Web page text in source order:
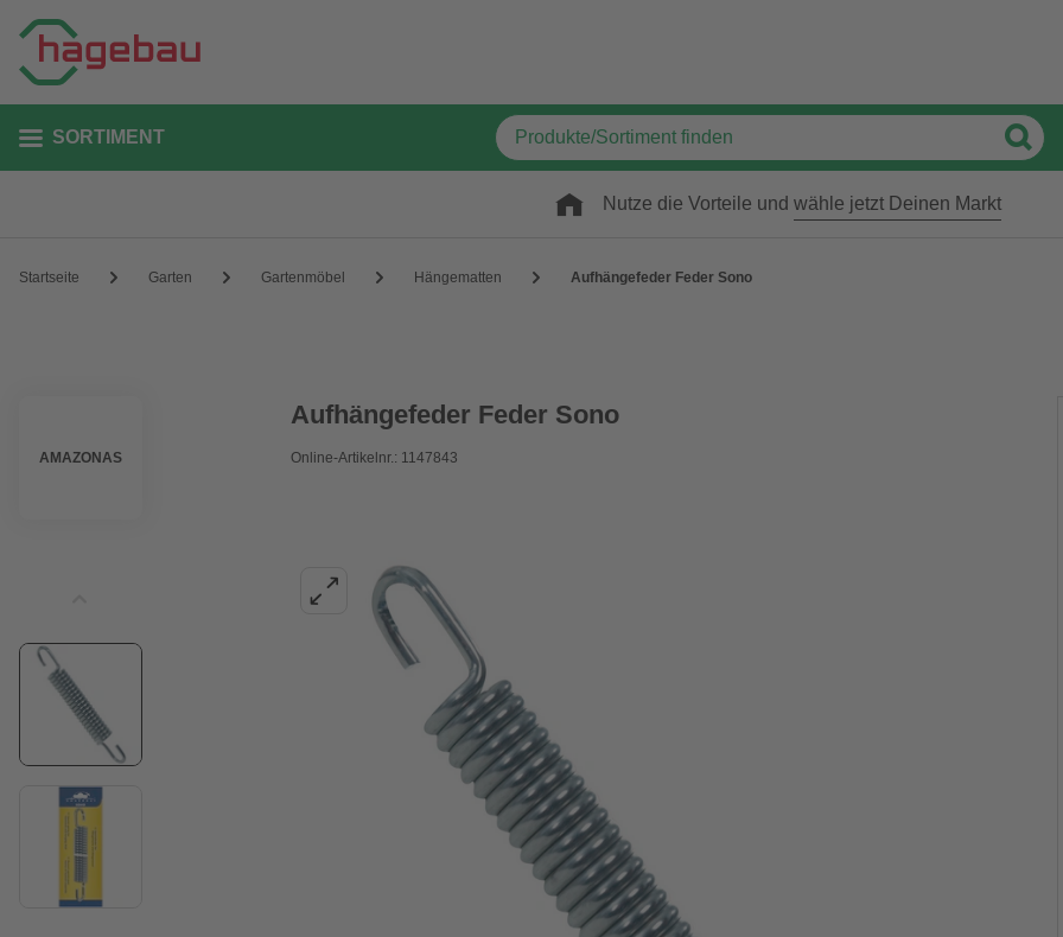
SORTIMENT
Nutze die Vorteile und wähle jetzt Deinen Markt
Startseite Garten Gartenmöbel Hängematten Aufhängefeder Feder Sono
AMAZONAS
Aufhängefeder Feder Sono
Online-Artikelnr.: 1147843